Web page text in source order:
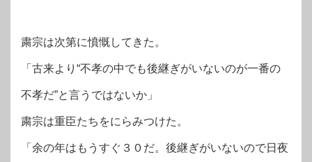
粛宗は次第に憤慨してきた。
「古来より“不孝の中でも後継ぎがいないのが一番の
不孝だ”と言うではないか」
粛宗は重臣たちをにらみつけた。
「余の年はもうすぐ３０だ。後継ぎがいないので日夜